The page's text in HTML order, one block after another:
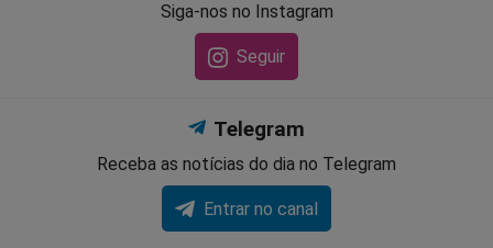
Siga-nos no Instagram
Seguir
Telegram
Receba as notícias do dia no Telegram
Entrar no canal